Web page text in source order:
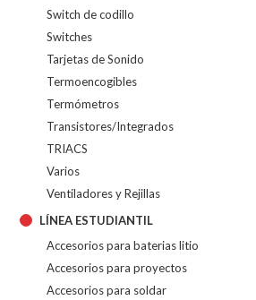
Switch de codillo
Switches
Tarjetas de Sonido
Termoencogibles
Termómetros
Transistores/Integrados
TRIACS
Varios
Ventiladores y Rejillas
LÍNEA ESTUDIANTIL
Accesorios para baterias litio
Accesorios para proyectos
Accesorios para soldar